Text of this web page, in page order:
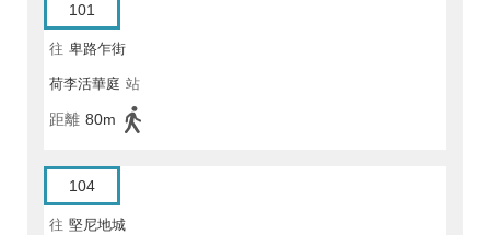
101
往 卑路乍街
荷李活華庭 站
距離 80m
104
往 堅尼地城